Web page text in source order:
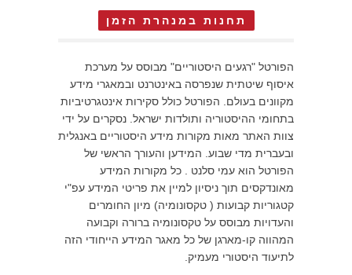
תחנות במנהרת הזמן
הפורטל "רגעים היסטוריים" מבוסס על מערכת
איסוף שיטתית שנפרסה באינטרנט ובמאגרי מידע
מקוונים בעולם. הפורטל כולל סקירות אינטגרטיביות
בתחומי ההיסטוריה ותולדות ישראל. נסקרים על ידי
צוות האתר מאות מקורות מידע היסטוריים באנגלית
ובעברית מדי שבוע. המידען והעורך הראשי של
הפורטל הוא עמי סלנט . כל מקורות המידע
מאונדקסים תוך ניסיון למיין את פריטי המידע עפ"י
קטגוריות קבועות ( טקסונומיה) מיון החומרים
והעדויות מבוסס על טקסונומיה ברורה וקבועה
המהווה קו-מארגן של כל מאגר המידע הייחודי הזה
לתיעוד היסטורי מעמיק.